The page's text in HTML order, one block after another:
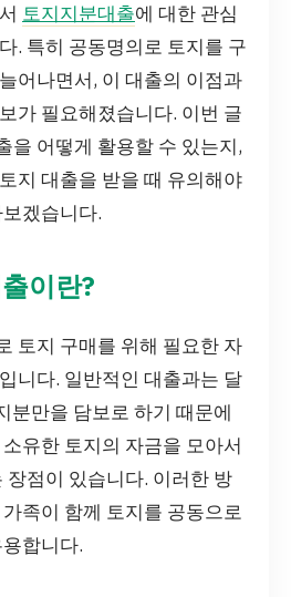
토지지분대출에 대한 관심
. 특히 공동명의로 토지를 구
어나면서, 이 대출의 이점과
가 필요해졌습니다. 이번 글
을 어떻게 활용할 수 있는지,
지 대출을 받을 때 유의해야
겠습니다.
이란?
토지 구매를 위해 필요한 자
니다. 일반적인 대출과는 달
분만을 담보로 하기 때문에
유한 토지의 자금을 모아서
장점이 있습니다. 이러한 방
족이 함께 토지를 공동으로
합니다.